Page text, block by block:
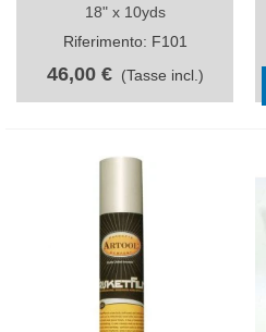
18" x 10yds
Riferimento: F101
46,00 € (Tasse incl.)